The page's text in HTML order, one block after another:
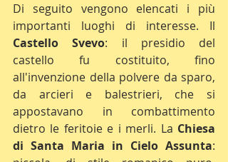
Di seguito vengono elencati i più
Castello Svevo: il presidio del
castello fu costituito, fino
all'invenzione della polvere da sparo,
da arcieri e balestrieri, che si
appostavano in combattimento
dietro le feritoie e i merli. La Chiesa
di Santa Maria in Cielo Assunta: